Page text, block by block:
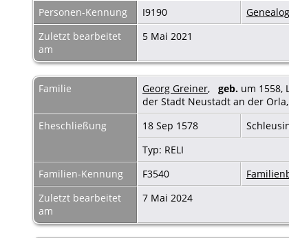
Personen-Kennung
I9190
Zuletzt bearbeitet
am
5 Mai 2021
Familie Georg Greiner, geb. um 1558,
der Stadt Neustadt an der
Eheschließung
18 Sep 1578
Typ: RELI
Familien-Kennung
F3540
Zuletzt bearbeitet
am
7 Mai 2024